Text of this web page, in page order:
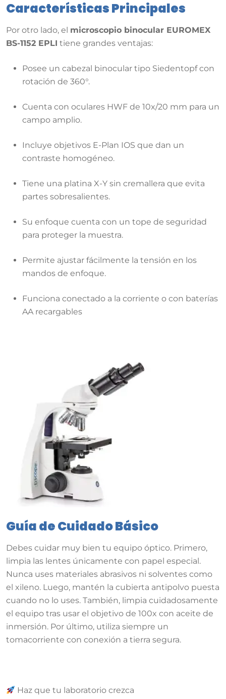
Características Principales
Por otro lado, el microscopio binocular EUROMEX
BS-1152 EPLI tiene grandes ventajas:
Posee un cabezal binocular tipo Siedentopf con
rotación de 360°.
Cuenta con oculares HWF de 10x/20 mm para un
campo amplio.
Incluye objetivos E-Plan IOS que dan un
contraste homogéneo.
Tiene una platina X-Y sin cremallera que evita
partes sobresalientes.
Su enfoque cuenta con un tope de seguridad
para proteger la muestra.
Permite ajustar fácilmente la tensión en los
mandos de enfoque.
Funciona conectado a la corriente o con baterías
AA recargables
Guía de Cuidado Básico
Debes cuidar muy bien tu equipo óptico. Primero,
limpia las lentes únicamente con papel especial .
Nunca uses materiales abrasivos ni solventes como
el xileno. Luego, mantén la cubierta antipolvo puesta
cuando no lo uses. También, limpia cuidadosamente
el equipo tras usar el objetivo de 100x con aceite de
inmersión. Por último, utiliza siempre un
tomacorriente con conexión a tierra segura.
Haz que tu laboratorio crezca